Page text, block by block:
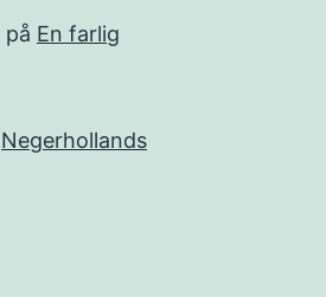
på En farlig
Negerhollands